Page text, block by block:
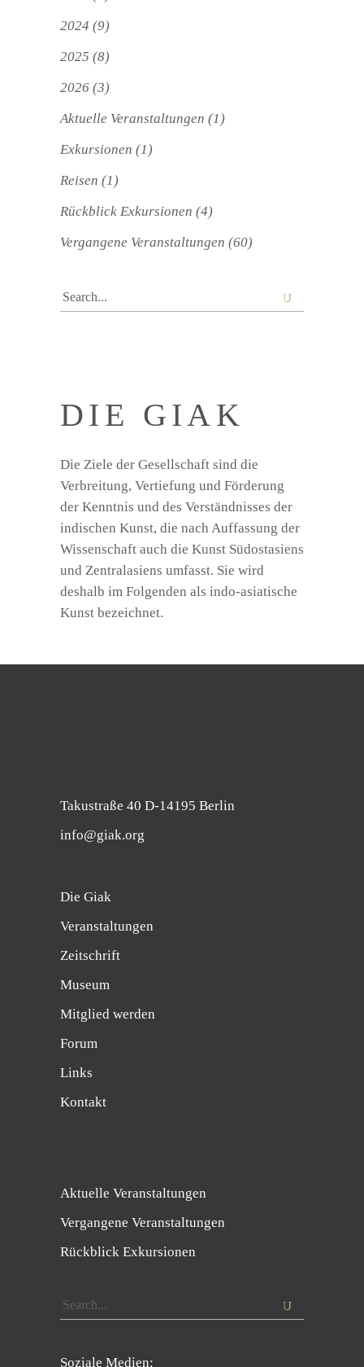
2024 (9)
2025 (8)
2026 (3)
Aktuelle Veranstaltungen (1)
Exkursionen (1)
Reisen (1)
Rückblick Exkursionen (4)
Vergangene Veranstaltungen (60)
Search
for:
DIE GIAK
Die Ziele der Gesellschaft sind die
Verbreitung, Vertiefung und Förderung
der Kenntnis und des Verständnisses der
indischen Kunst, die nach Auffassung der
Wissenschaft auch die Kunst Südostasiens
und Zentralasiens umfasst. Sie wird
deshalb im Folgenden als indo-asiatische
Kunst bezeichnet.
Takustraße 40 D-14195 Berlin
info@giak.org
Die Giak
Veranstaltungen
Zeitschrift
Museum
Mitglied werden
Forum
Links
Kontakt
Aktuelle Veranstaltungen
Vergangene Veranstaltungen
Rückblick Exkursionen
Search
for:
Soziale Medien: